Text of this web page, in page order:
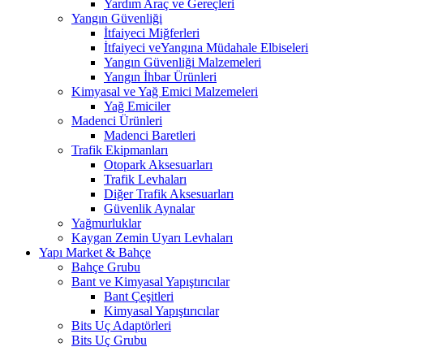
Yardım Araç ve Gereçleri
Yangın Güvenliği
İtfaiyeci Miğferleri
İtfaiyeci veYangına Müdahale Elbiseleri
Yangın Güvenliği Malzemeleri
Yangın İhbar Ürünleri
Kimyasal ve Yağ Emici Malzemeleri
Yağ Emiciler
Madenci Ürünleri
Madenci Baretleri
Trafik Ekipmanları
Otopark Aksesuarları
Trafik Levhaları
Diğer Trafik Aksesuarları
Güvenlik Aynalar
Yağmurluklar
Kaygan Zemin Uyarı Levhaları
Yapı Market & Bahçe
Bahçe Grubu
Bant ve Kimyasal Yapıştırıcılar
Bant Çeşitleri
Kimyasal Yapıştırıcılar
Bits Uç Adaptörleri
Bits Uç Grubu